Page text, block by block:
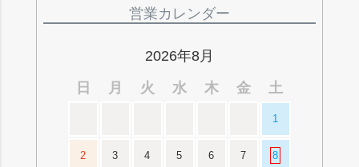
営業カレンダー
2026年8月
日
月 火 水 木 金 土
1
2 3 4 5 6 7 8